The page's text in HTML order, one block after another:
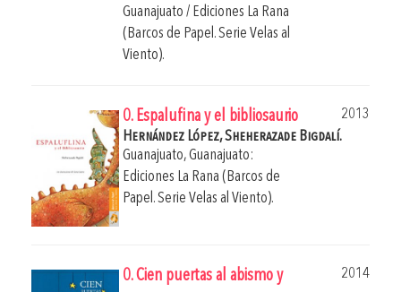
Guanajuato / Ediciones La Rana
(Barcos de Papel. Serie Velas al
Viento).
0. Espalufina y el bibliosaurio
2013
Hernández López, Sheherazade Bigdalí.
Guanajuato, Guanajuato:
Ediciones La Rana (Barcos de
Papel. Serie Velas al Viento).
0. Cien puertas al abismo y
2014